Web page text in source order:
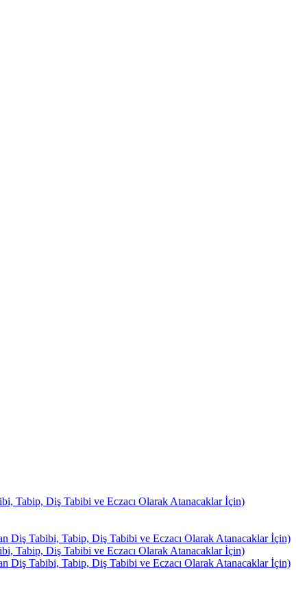
Tabip, Diş Tabibi ve Eczacı Olarak Atanacaklar İçin)
Diş Tabibi, Tabip, Diş Tabibi ve Eczacı Olarak Atanacaklar İçin)
Tabip, Diş Tabibi ve Eczacı Olarak Atanacaklar İçin)
Diş Tabibi, Tabip, Diş Tabibi ve Eczacı Olarak Atanacaklar İçin)